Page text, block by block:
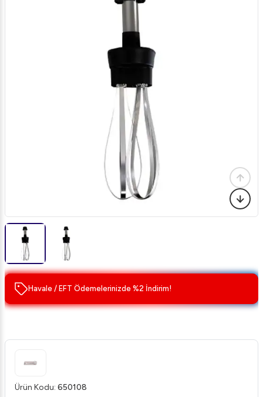
Havale / EFT Ödemelerinizde %2 İndirim!
Ürün Kodu: 650108